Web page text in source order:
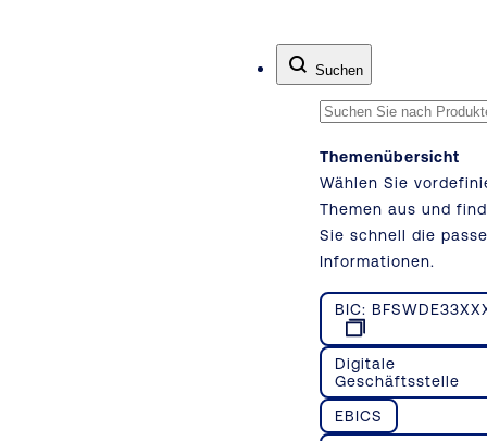
Suchen
Themenübersicht
Wählen Sie
Themen aus und
Sie schnell die
Informationen.
BIC:
Digitale
Geschäftsstelle
EBICS